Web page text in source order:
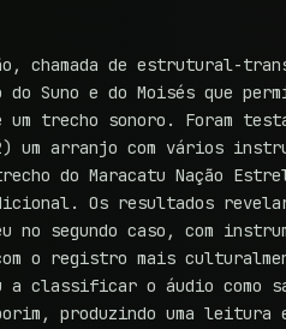
chamada de estrutural-
Suno e do Moisés que
um trecho sonoro. Foram
arranjo com vários
do Maracatu Nação
Os resultados
no segundo caso, com
o registro mais
a classificar o áudio como
produzindo uma leitura